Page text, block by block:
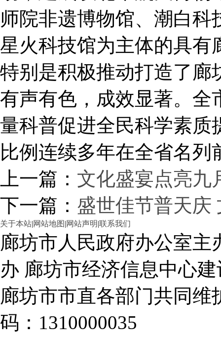
师院非遗博物馆、潮白
星火科技馆为主体的具有
特别是积极推动打造了廊
有声有色，成效显著。全
量科普促进全民科学素质
比例连续多年在全省名列
上一篇： 文化盛宴点亮九
下一篇： 盛世佳节普天庆
关于本站|网站地图 |网站声明|联系我们
廊坊市人民政府办公室
办 廊坊市经济信息中心建
廊坊市市直各部门共同
码：1310000035